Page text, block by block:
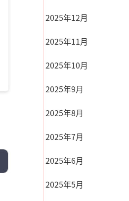
2025年12月
2025年11月
2025年10月
2025年9月
2025年8月
2025年7月
2025年6月
2025年5月